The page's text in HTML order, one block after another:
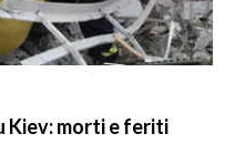
Kiev: morti e feriti